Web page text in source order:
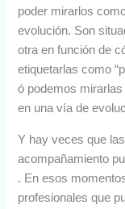
poder mirarlos
evolución. Son
otra en función de
etiquetarlas como
ó podemos
en una vía de
Y hay veces que
acompañamiento
. En esos
profesionales que